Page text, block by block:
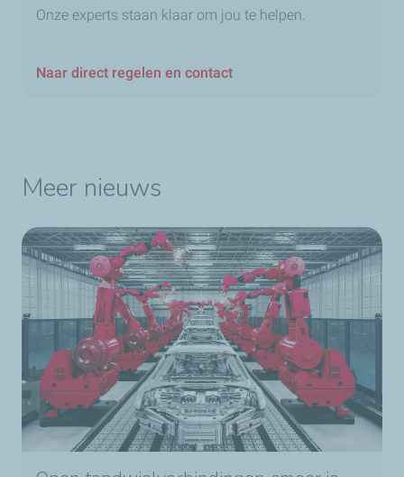
Onze experts staan klaar om jou te helpen.
Naar direct regelen en contact
Meer nieuws